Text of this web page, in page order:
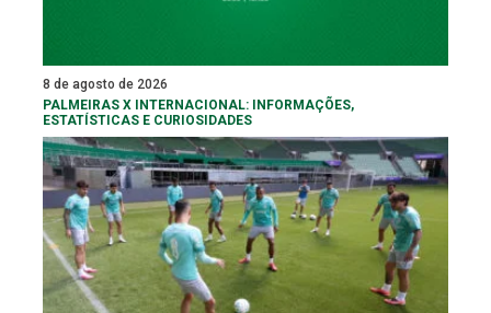
8 de agosto de 2026
PALMEIRAS X INTERNACIONAL: INFORMAÇÕES,
ESTATÍSTICAS E CURIOSIDADES